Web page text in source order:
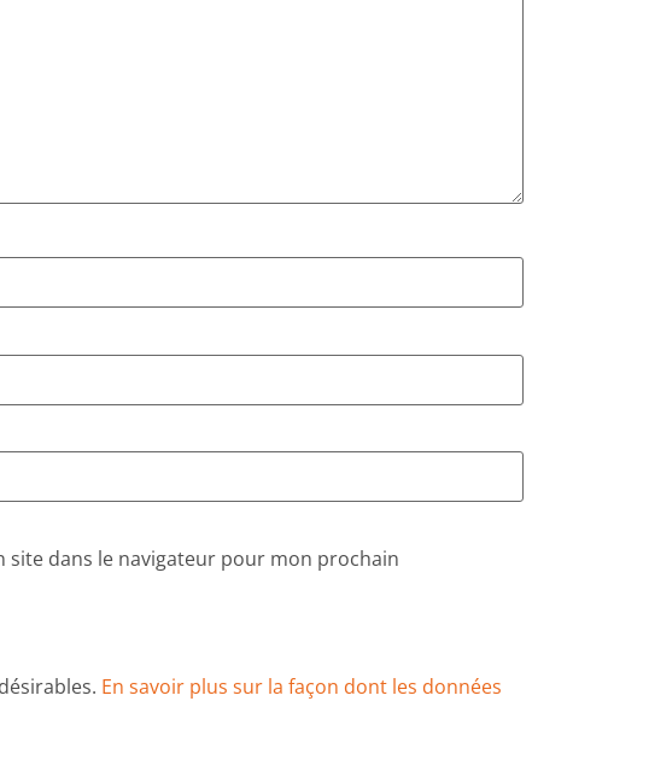
dans le navigateur pour mon prochain
En savoir plus sur la façon dont les données